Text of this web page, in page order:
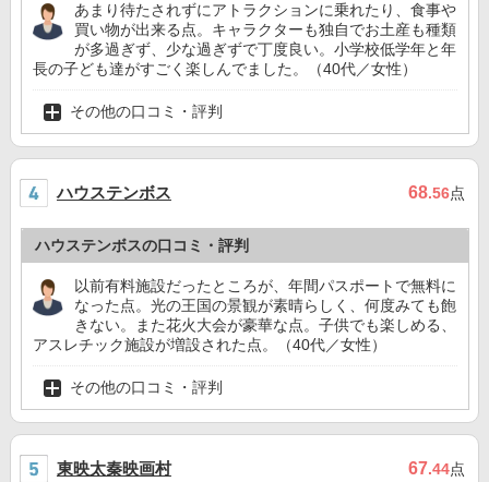
あまり待たされずにアトラクションに乗れたり、食事や
買い物が出来る点。キャラクターも独自でお土産も種類
が多過ぎず、少な過ぎずで丁度良い。小学校低学年と年
長の子ども達がすごく楽しんでました。（40代／女性）
その他の口コミ・評判
ハウステンボス 68.56点
ハウステンボスの口コミ・評判
以前有料施設だったところが、年間パスポートで無料に
なった点。光の王国の景観が素晴らしく、何度みても飽
きない。また花火大会が豪華な点。子供でも楽しめる、
アスレチック施設が増設された点。（40代／女性）
その他の口コミ・評判
東映太秦映画村 67.44点